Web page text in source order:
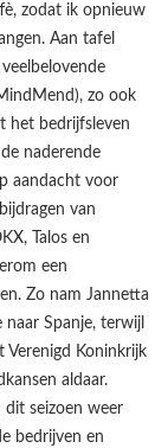
zodat ik opnieuw
Aan tafel
zo ook
het bedrijfsleven
naderende
aandacht voor
van
Talos en
een
Zo nam Jannetta
Spanje, terwijl
Verenigd Koninkrijk
aldaar.
dit seizoen weer
bedrijven en